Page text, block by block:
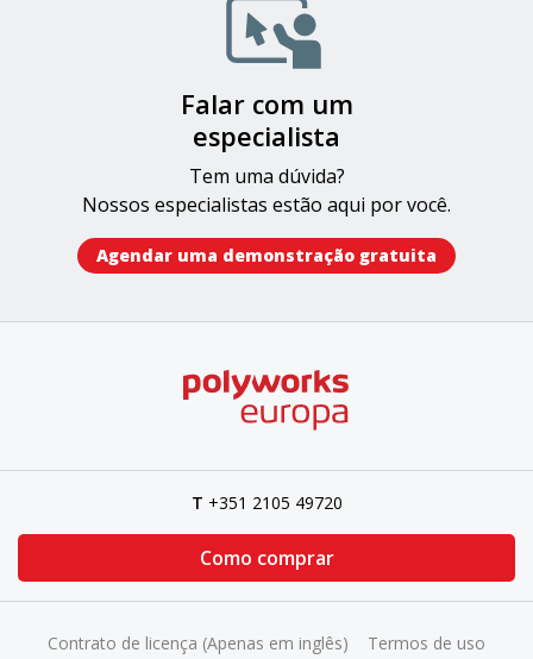
Falar com um
especialista
Tem uma dúvida?
Nossos especialistas estão aqui por você.
Agendar uma demonstração gratuita​​
T +351 2105 49720
Como comprar
Contrato de licença (Apenas em inglês)
Termos de uso